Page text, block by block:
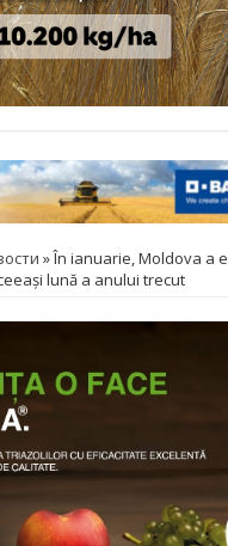
»În ianuarie, Moldova a
lună a anului trecut